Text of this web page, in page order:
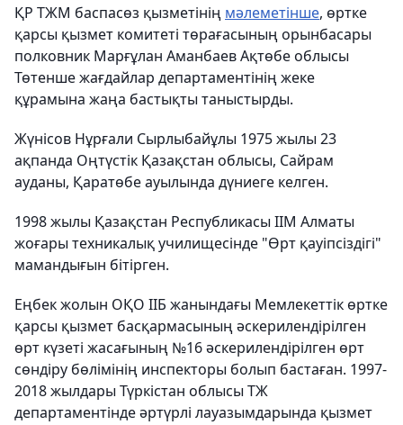
ҚР ТЖМ баспасөз қызметінің мәлеметінше, өртке
қарсы қызмет комитеті төрағасының орынбасары
полковник Марғұлан Аманбаев Ақтөбе облысы
Төтенше жағдайлар департаментінің жеке
құрамына жаңа бастықты таныстырды.
Жүнісов Нұрғали Сырлыбайұлы 1975 жылы 23
ақпанда Оңтүстік Қазақстан облысы, Сайрам
ауданы, Қаратөбе ауылында дүниеге келген.
1998 жылы Қазақстан Республикасы ІІМ Алматы
жоғары техникалық училищесінде "Өрт қауіпсіздігі"
мамандығын бітірген.
Еңбек жолын ОҚО ІІБ жанындағы Мемлекеттік өртке
қарсы қызмет басқармасының әскерилендірілген
өрт күзеті жасағының №16 әскерилендірілген өрт
сөндіру бөлімінің инспекторы болып бастаған. 1997-
2018 жылдары Түркістан облысы ТЖ
департаментінде әртүрлі лауазымдарында қызмет